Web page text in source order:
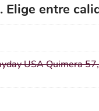
Elige entre
USA Quimera